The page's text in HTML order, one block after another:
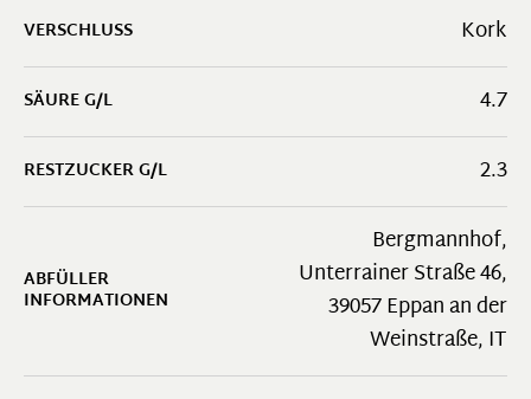
VERSCHLUSS Kork
SÄURE G/L 4.7
RESTZUCKER G/L 2.3
ABFÜLLER
INFORMATIONEN
Bergmannhof,
Unterrainer Straße 46,
39057 Eppan an der
Weinstraße, IT